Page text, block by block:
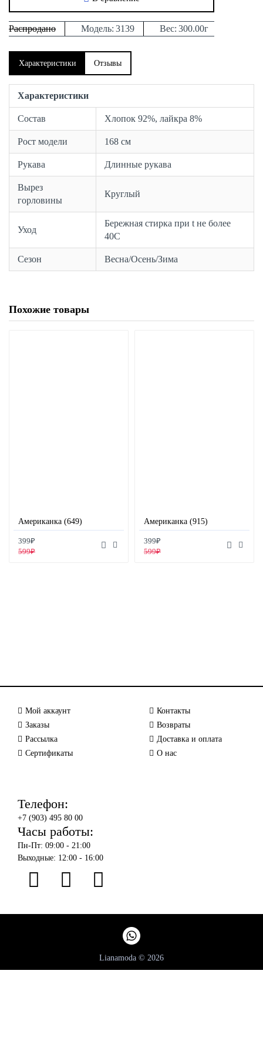
Распродано Модель: 3139 Вес: 300.00г
Характеристики Отзывы
Характеристики
Состав Хлопок 92%, лайкра 8%
Рост модели 168 см
Рукава Длинные рукава
Вырез
горловины
Круглый
Уход
Бережная стирка при t не более
40С
Сезон Весна/Осень/Зима
Похожие товары
Американка (649)
399₽
599₽
Американка (915)
399₽
599₽
Мой аккаунт
Заказы
Рассылка
Сертификаты
Контакты
Возвраты
Доставка и оплата
О нас
Телефон:
+7 (903) 495 80 00
Часы работы:
Пн-Пт: 09:00 - 21:00
Выходные: 12:00 - 16:00
Lianamoda © 2026